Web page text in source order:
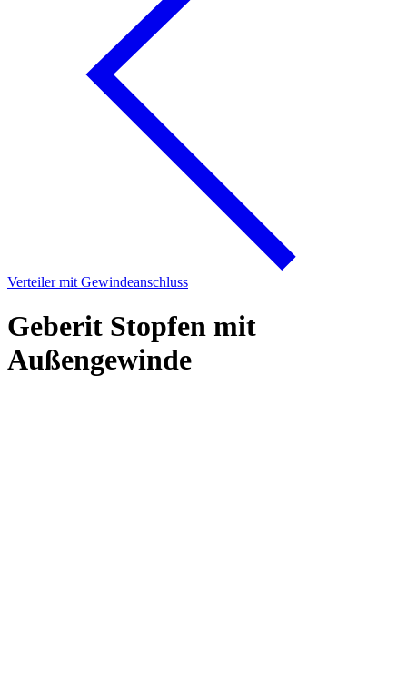
Verteiler mit Gewindeanschluss
Geberit Stopfen mit
Außengewinde